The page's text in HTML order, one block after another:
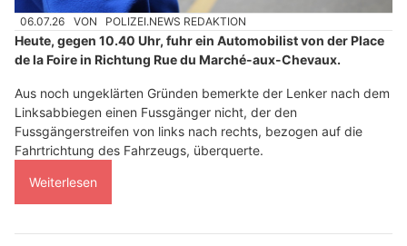
06.07.26 VON POLIZEI.NEWS REDAKTION
Heute, gegen 10.40 Uhr, fuhr ein Automobilist von der Place
de la Foire in Richtung Rue du Marché-aux-Chevaux.
Aus noch ungeklärten Gründen bemerkte der Lenker nach dem
Linksabbiegen einen Fussgänger nicht, der den
Fussgängerstreifen von links nach rechts, bezogen auf die
Fahrtrichtung des Fahrzeugs, überquerte.
Weiterlesen